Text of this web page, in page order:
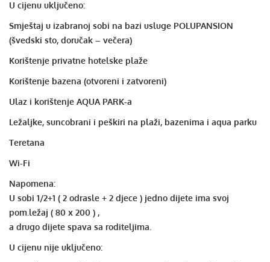
U cijenu uključeno:
Smještaj u izabranoj sobi na bazi usluge POLUPANSION
(švedski sto, doručak – večera)
Korištenje privatne hotelske plaže
Korištenje bazena (otvoreni i zatvoreni)
Ulaz i korištenje AQUA PARK-a
Ležaljke, suncobrani i peškiri na plaži, bazenima i aqua parku
Teretana
Wi-Fi
Napomena:
U sobi 1/2+1 ( 2 odrasle + 2 djece ) jedno dijete ima svoj
pom.ležaj ( 80 x 200 ) ,
a drugo dijete spava sa roditeljima.
U cijenu nije uključeno: